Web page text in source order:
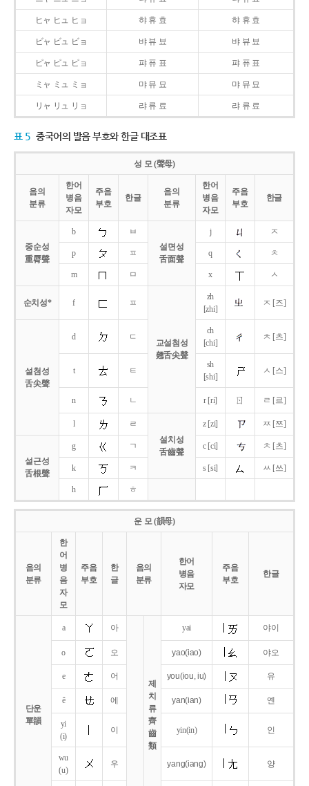
ヒャ ヒュ ヒョ 햐 휴 효 햐 휴 효
ビャ ビュ ビョ 뱌 뷰 뵤 뱌 뷰 뵤
ピャ ピュ ピョ 퍄 퓨 표 퍄 퓨 표
ミャ ミュ ミョ 먀 뮤 묘 먀 뮤 묘
リャ リュ リョ 랴 류 료 랴 류 료
표 5 중국어의 발음 부호와 한글 대조표
성 모 (聲母)
음의
분류
한어
병음
자모
주음
부호
한글
음의
분류
한어
병음
자모
주음
부호
한글
중순성
重脣聲
b
ㅂ
설면성
舌面聲
j ㅈ
p ㅍ q ㅊ
m ㅁ x ㅅ
순치성* f ㅍ
교설첨성
翹舌尖聲
zh
[zhi]
ㅈ [즈]
설첨성
舌尖聲
d ㄷ
ch
[chi]
ㅊ [츠]
t ㅌ
sh
[shi]
ㅅ [스]
n ㄴ r [ri] ㄖ ㄹ [르]
l
ㄹ
설치성
舌齒聲
z [zi] ㅉ [쯔]
설근성
舌根聲
g ㄱ c [ci] ㅊ [츠]
k ㅋ s [si] ㅆ [쓰]
h ㅎ
운 모 (韻母)
음의
분류
한
어
병
음
자
모
주음
부호
한
글
음의
분류
한어
병음
자모
주음
부호
한글
단운
單韻
a 아
제
치
류
齊
齒
類
yai 야이
o 오 yao(iao) 야오
e 어 you(iou,iu) 유
ê 에 yan(ian) 옌
yi
(i)
이 yin(in) 인
wu
(u)
우 yang(iang) 양